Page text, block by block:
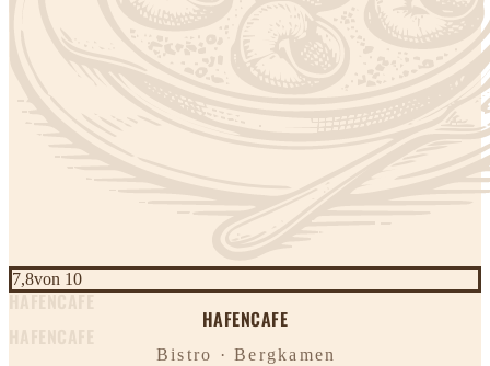
7,8von 10
HAFENCAFE
HAFENCAFE
Bistro · Bergkamen